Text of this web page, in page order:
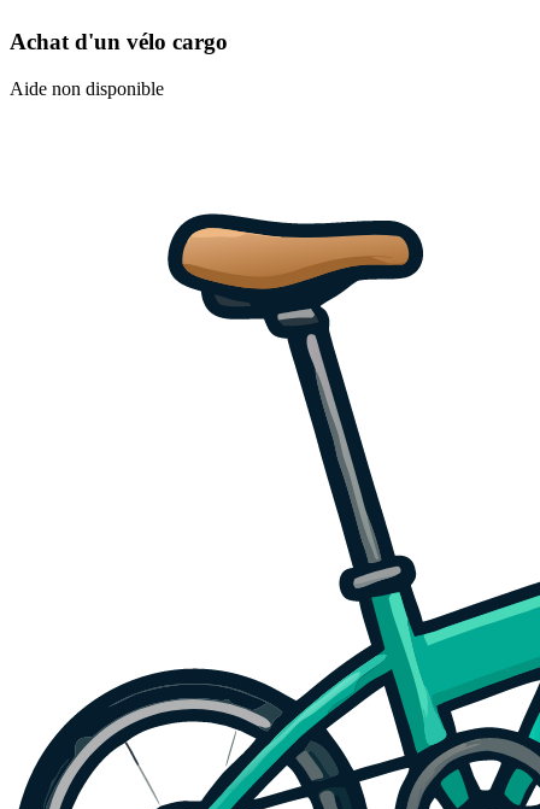
Achat d'un vélo cargo
Aide non disponible